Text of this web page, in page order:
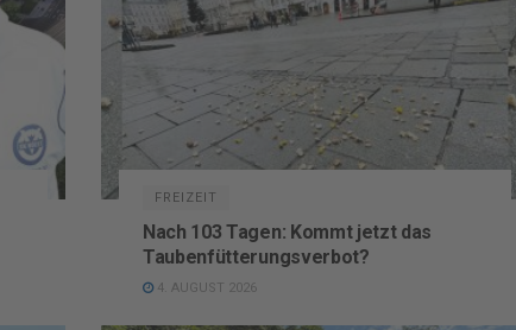
FREIZEIT
Nach 103 Tagen: Kommt jetzt das
Taubenfütterungsverbot?
4. AUGUST 2026